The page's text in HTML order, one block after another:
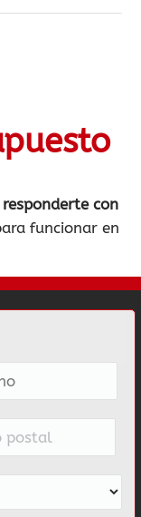
con
funcionar en